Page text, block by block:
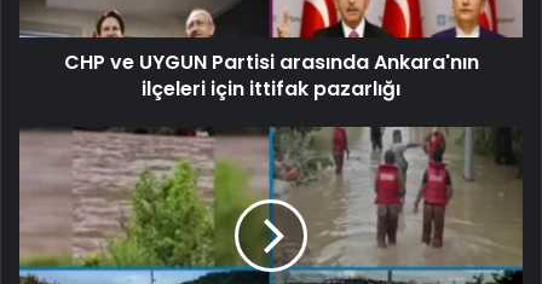
CHP ve UYGUN Partisi arasında Ankara'nın
ilçeleri için ittifak pazarlığı